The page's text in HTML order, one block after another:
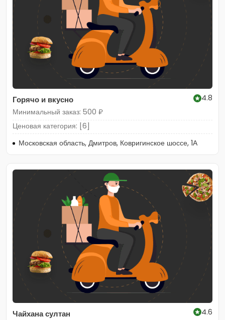
Горячо и вкусно
4.8
Минимальный заказ: 500 ₽
Ценовая категория: [6]
Московская область, Дмитров, Ковригинское шоссе, 1А
Чайхана султан
4.6